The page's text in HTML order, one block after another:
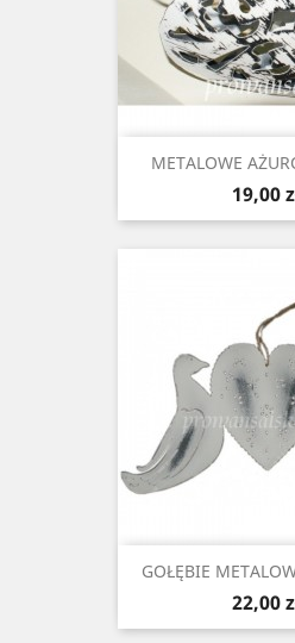
METALOWE
Cena
19,00
GOŁĘBIE
Cena
22,00